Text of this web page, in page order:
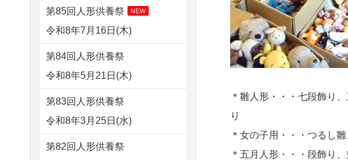
＊雛人形・・・七段飾り
り
＊女の子用・・・つるし
＊五月人形・・・段飾り
栃木県の方からお申込み
2026/07/31 12:32
東京都の方からお申込み
2026/07/31 10:29
京都市の方からお申込み
2026/07/31 08:41
埼玉県の方からお申込み
2026/07/15 お客様の声を読
が...
が？
供養・処分したいのですが、
お雛様とお内裏様だ...
2024/01/13供養申込みの後、
第85回人形供養祭 NEW
令和8年7月16日(木)
第84回人形供養祭
令和8年5月21日(木)
第83回人形供養祭
令和8年3月25日(水)
第82回人形供養祭